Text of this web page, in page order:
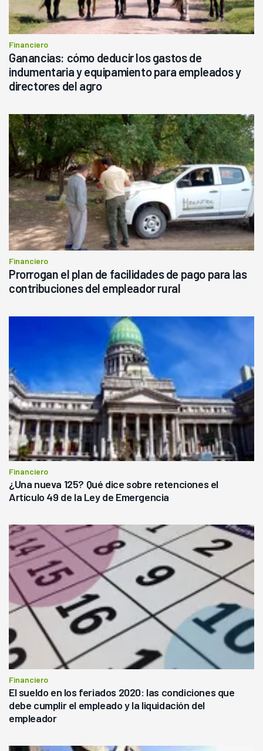
Financiero
Ganancias: cómo deducir los gastos de
indumentaria y equipamiento para empleados y
directores del agro
Financiero
Prorrogan el plan de facilidades de pago para las
contribuciones del empleador rural
Financiero
¿Una nueva 125? Qué dice sobre retenciones el
Artículo 49 de la Ley de Emergencia
Financiero
El sueldo en los feriados 2020: las condiciones que
debe cumplir el empleado y la liquidación del
empleador